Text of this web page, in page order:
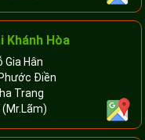
Khánh Hòa
Gia Hân
Điền
Trang
(Mr.Lãm)